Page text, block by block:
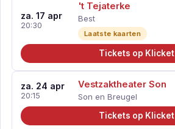
za. 17 apr
20:30
't Tejaterke
Best
Laatste kaarten
Tickets op Klicket
za. 24 apr
20:15
Vestzaktheater Son
Son en Breugel
Tickets op Klicket